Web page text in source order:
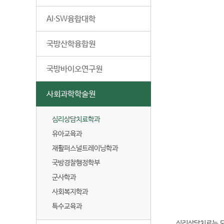
AI∙SW융합대학
국방산학융합원
국방바이오연구원
사회과학학술원
심리상담치료학과
유아교육과
재활퍼스널트레이닝학과
국방경찰행정학부
군사학과
사회복지학과
특수교육과